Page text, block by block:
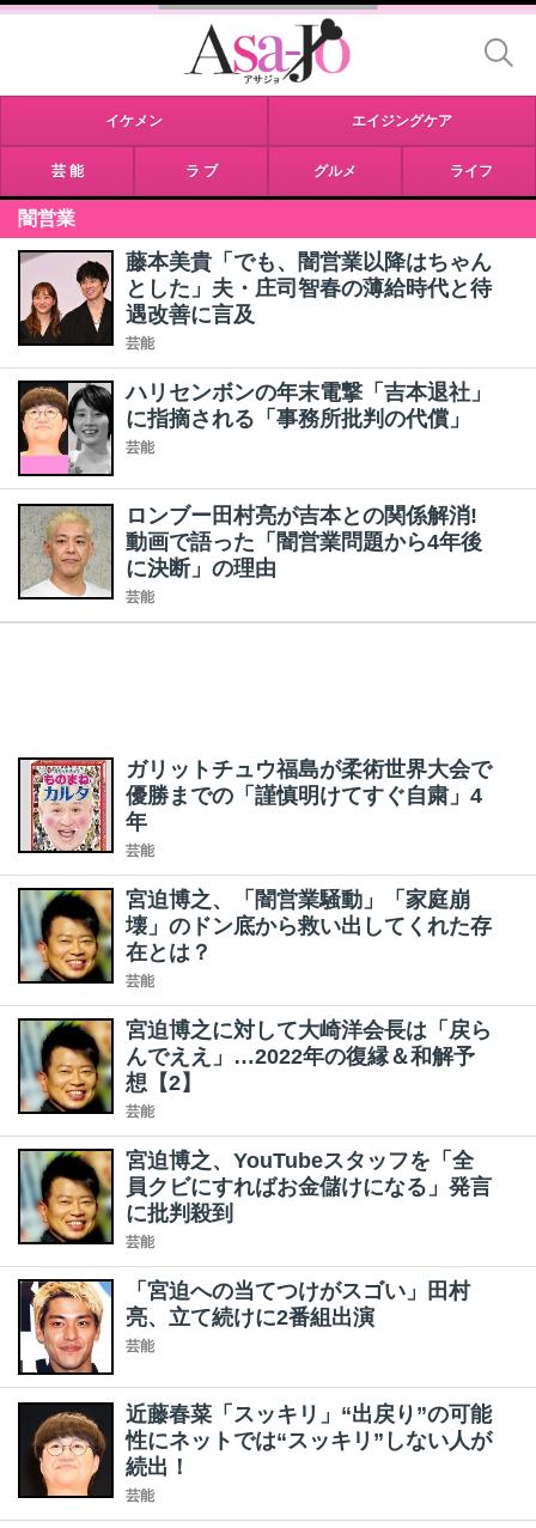
イケメン エイジングケア
芸 能 ラ ブ グルメ ライフ
闇営業
藤本美貴「でも、闇営業以降はちゃん
とした」夫・庄司智春の薄給時代と待
遇改善に言及
芸能
ハリセンボンの年末電撃「吉本退社」
に指摘される「事務所批判の代償」
芸能
ロンブー田村亮が吉本との関係解消!
動画で語った「闇営業問題から4年後
に決断」の理由
芸能
ガリットチュウ福島が柔術世界大会で
優勝までの「謹慎明けてすぐ自粛」4
年
芸能
宮迫博之、「闇営業騒動」「家庭崩
壊」のドン底から救い出してくれた存
在とは？
芸能
宮迫博之に対して大崎洋会長は「戻ら
んでええ」…2022年の復縁＆和解予
想【2】
芸能
宮迫博之、YouTubeスタッフを「全
員クビにすればお金儲けになる」発言
に批判殺到
芸能
「宮迫への当てつけがスゴい」田村
亮、立て続けに2番組出演
芸能
近藤春菜「スッキリ」“出戻り”の可能
性にネットでは“スッキリ”しない人が
続出！
芸能